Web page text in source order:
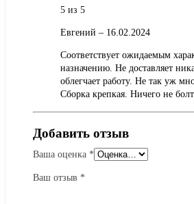
5 из 5
Евгений – 16.02.2024
Соответствует ожидаемым
назначению. Не доставляет
облегчает работу. Не так уж
Сборка крепкая. Ничего не
Добавить отзыв
Ваша оценка *
Ваш отзыв *